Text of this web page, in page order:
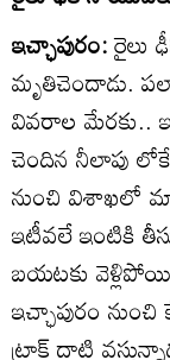
ఇచ్ఛాపురం:రైలు
మృతిచెందాడు.
వివరాల మేరకు..
చెందిన నీలాపు
నుంచి విశాఖలో
ఇటీవలే ఇంటికి
బయటకు
ఇచ్ఛాపురం నుంచి
ట్రాక్‌ దాటి